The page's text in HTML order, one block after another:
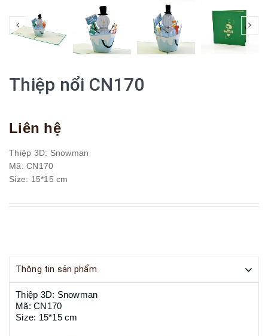
Thiệp nổi CN170
Liên hệ
Thiệp 3D: Snowman
Mã: CN170
Size: 15*15 cm
Thông tin sản phẩm
Thiệp 3D: Snowman
Mã: CN170
Size: 15*15 cm